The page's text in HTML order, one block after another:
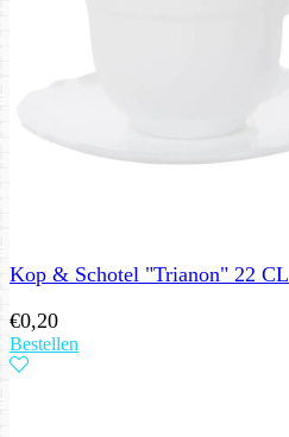
Kop & Schotel "Trianon" 22 CL
€0,20
Bestellen